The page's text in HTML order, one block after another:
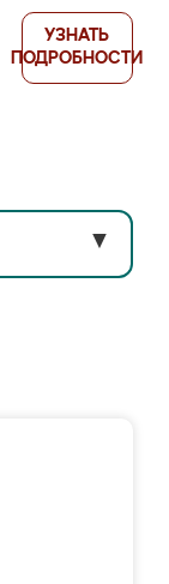
УЗНАТЬ
ПОДРОБНОСТИ
▼